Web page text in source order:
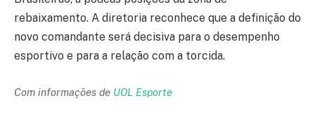
rebaixamento. A diretoria reconhece que a definição do
novo comandante será decisiva para o desempenho
esportivo e para a relação com a torcida.
Com informações de UOL Esporte